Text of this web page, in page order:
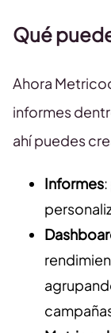
Qué
Ahora
informes
ahí puedes
Informes